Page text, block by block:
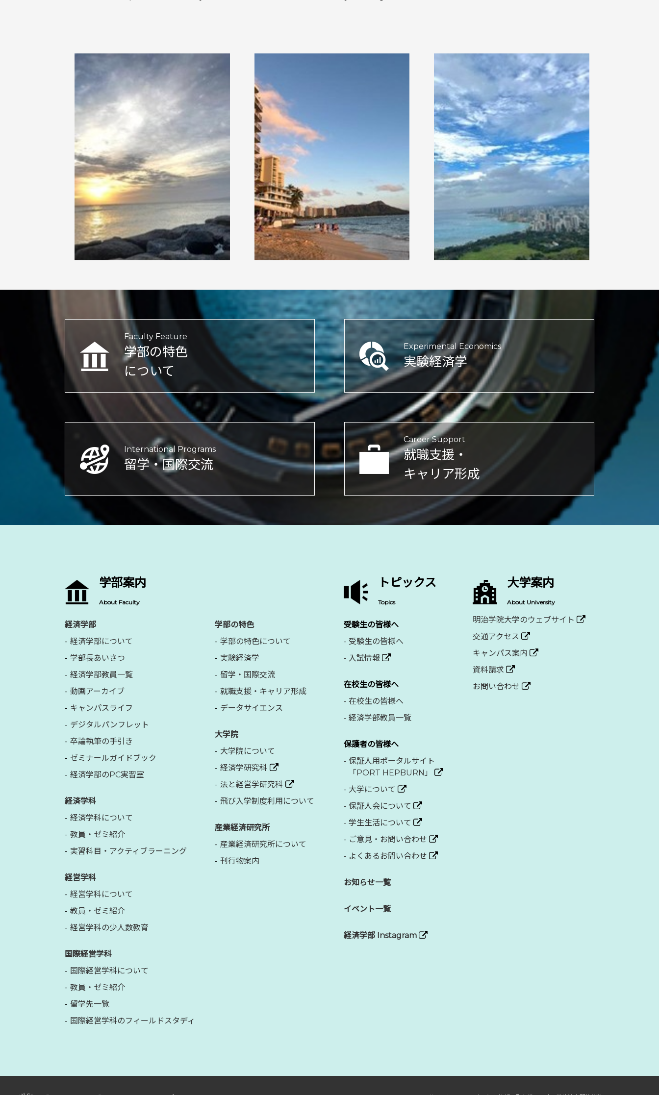
Faculty Feature
学部の特色
について
Experimental Economics
実験経済学
International Programs
留学・国際交流
Career Support
就職支援・
キャリア形成
学部案内
About Faculty
経済学部
経済学部について
学部長あいさつ
経済学部教員一覧
動画アーカイブ
キャンパスライフ
デジタルパンフレット
卒論執筆の手引き
ゼミナールガイドブック
経済学部のPC実習室
経済学科
経済学科について
教員・ゼミ紹介
実習科目・アクティブラーニング
経営学科
経営学科について
教員・ゼミ紹介
経営学科の少人数教育
国際経営学科
国際経営学科について
教員・ゼミ紹介
留学先一覧
国際経営学科のフィールドスタディ
学部の特色
学部の特色について
実験経済学
留学・国際交流
就職支援・キャリア形成
データサイエンス
大学院
大学院について
経済学研究科
法と経営学研究科
飛び入学制度利用について
産業経済研究所
産業経済研究所について
刊行物案内
トピックス
Topics
受験生の皆様へ
- 受験生の皆様へ
- 入試情報
在校生の皆様へ
- 在校生の皆様へ
- 経済学部教員一覧
保護者の皆様へ
- 保証人用ポータルサイト
「PORT HEPBURN」
- 大学について
- 保証人会について
- 学生生活について
- ご意見・お問い合わせ
- よくあるお問い合わせ
お知らせ一覧
イベント一覧
経済学部 Instagram
大学案内
About University
明治学院大学のウェブサイト
交通アクセス
キャンパス案内
資料請求
お問い合わせ